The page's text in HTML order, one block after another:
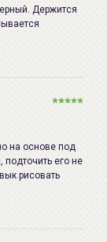
International
Держится
на основе под
подточить его не
рисовать